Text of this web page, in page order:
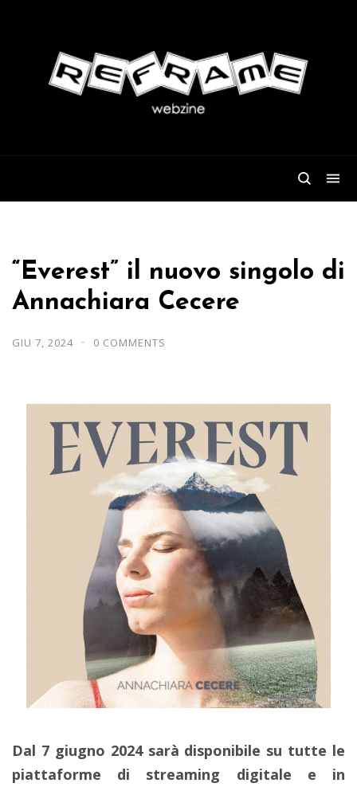
“Everest” il nuovo singolo di
Annachiara Cecere
GIU 7, 2024 0 COMMENTS
Dal 7 giugno 2024 sarà disponibile su tutte le
piattaforme di streaming digitale e in